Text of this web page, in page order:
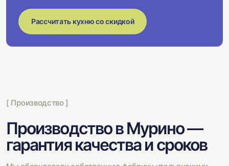
Рассчитать кухню со скидкой
[ Производство ]
Производство в Мурино —
гарантия качества и сроков